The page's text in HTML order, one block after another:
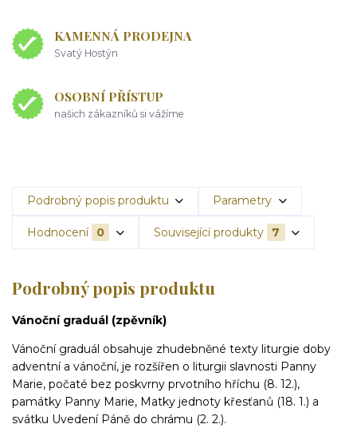
KAMENNÁ PRODEJNA
Svatý Hostýn
OSOBNÍ PŘÍSTUP
našich zákazníků si vážíme
Podrobný popis produktu Parametry
Hodnocení 0 Související produkty 7
Podrobný popis produktu
Vánoční graduál (zpěvník)
Vánoční graduál obsahuje zhudebněné texty liturgie doby
adventní a vánoční, je rozšířen o liturgii slavnosti Panny
Marie, počaté bez poskvrny prvotního hříchu (8. 12.),
památky Panny Marie, Matky jednoty křesťanů (18. 1.) a
svátku Uvedení Páně do chrámu (2. 2.).